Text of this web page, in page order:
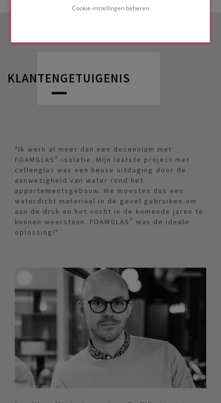
Cookie-instellingen beheren
KLANTENGETUIGENIS
"Ik werk al meer dan een decennium met
FOAMGLAS®-isolatie. Mijn laatste project met
cellenglas was een heuse uitdaging door de
aanwezigheid van water rond het
appartementsgebouw. We moesten dus een
waterdicht materiaal in de gevel gebruiken om
aan de druk en het vocht in de komende jaren te
kunnen weerstaan. FOAMGLAS® was de ideale
oplossing!"